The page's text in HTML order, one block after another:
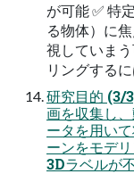
が可能 ✅ 特
る物体）に
視していま
リングする
研究⽬的 (3/
画を収集し
ータを⽤い
ーンをモデ
3Dラベルが